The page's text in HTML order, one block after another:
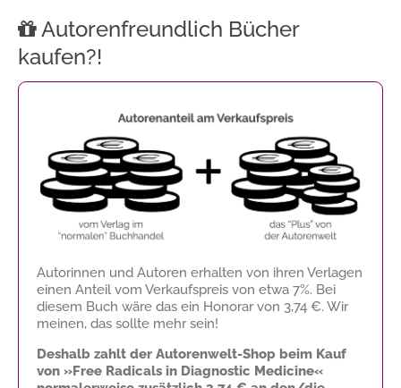
Autorenfreundlich Bücher
kaufen?!
Autorinnen und Autoren erhalten von ihren Verlagen
einen Anteil vom Verkaufspreis von etwa 7%. Bei
diesem Buch wäre das ein Honorar von 3,74 €. Wir
meinen, das sollte mehr sein!
Deshalb zahlt der Autorenwelt-Shop beim Kauf
von »Free Radicals in Diagnostic Medicine«